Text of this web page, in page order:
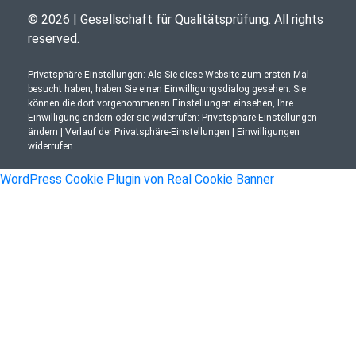
© 2026 | Gesellschaft für Qualitätsprüfung. All rights
reserved.
Privatsphäre-Einstellungen: Als Sie diese Website zum ersten Mal
besucht haben, haben Sie einen Einwilligungsdialog gesehen. Sie
können die dort vorgenommenen Einstellungen einsehen, Ihre
Einwilligung ändern oder sie widerrufen: Privatsphäre-Einstellungen
ändern
Verlauf der Privatsphäre-Einstellungen
Einwilligungen
widerrufen
WordPress Cookie Plugin von Real Cookie Banner